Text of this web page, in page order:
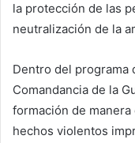
la protección de las
neutralización de la
Dentro del programa
Comandancia de la
formación de
hechos violentos